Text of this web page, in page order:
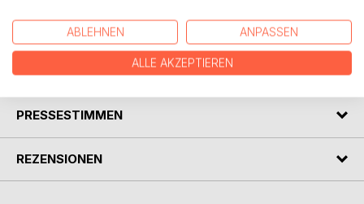
andere.
AUTOR/IN
PRESSESTIMMEN
REZENSIONEN
ABLEHNEN ANPASSEN
ALLE AKZEPTIEREN